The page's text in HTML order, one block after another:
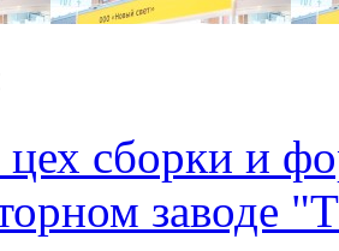
сборки и
заводе